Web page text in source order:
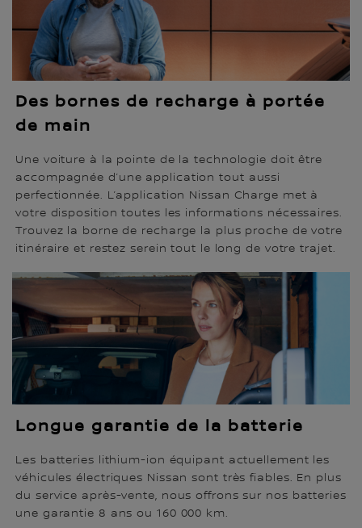
Des bornes de recharge à portée
de main
Une voiture à la pointe de la technologie doit être
accompagnée d’une application tout aussi
perfectionnée. L’application Nissan Charge met à
votre disposition toutes les informations nécessaires.
Trouvez la borne de recharge la plus proche de votre
itinéraire et restez serein tout le long de votre trajet.
Longue garantie de la batterie
Les batteries lithium-ion équipant actuellement les
véhicules électriques Nissan sont très fiables. En plus
du service après-vente, nous offrons sur nos batteries
une garantie 8 ans ou 160 000 km.